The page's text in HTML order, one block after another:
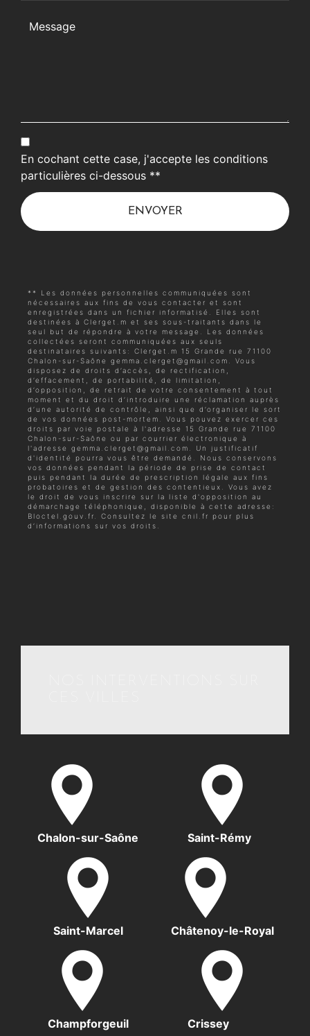
En cochant cette case, j'accepte les conditions
particulières ci-dessous **
ENVOYER
** Les données personnelles communiquées sont
nécessaires aux fins de vous contacter et sont
enregistrées dans un fichier informatisé. Elles sont
destinées à Clerget.m et ses sous-traitants dans le
seul but de répondre à votre message. Les données
collectées seront communiquées aux seuls
destinataires suivants: Clerget.m 15 Grande rue 71100
Chalon-sur-Saône gemma.clerget@gmail.com. Vous
disposez de droits d’accès, de rectification,
d’effacement, de portabilité, de limitation,
d’opposition, de retrait de votre consentement à tout
moment et du droit d’introduire une réclamation auprès
d’une autorité de contrôle, ainsi que d’organiser le sort
de vos données post-mortem. Vous pouvez exercer ces
droits par voie postale à l'adresse 15 Grande rue 71100
Chalon-sur-Saône ou par courrier électronique à
l'adresse gemma.clerget@gmail.com. Un justificatif
d'identité pourra vous être demandé. Nous conservons
vos données pendant la période de prise de contact
puis pendant la durée de prescription légale aux fins
probatoires et de gestion des contentieux. Vous avez
le droit de vous inscrire sur la liste d'opposition au
démarchage téléphonique, disponible à cette adresse:
Bloctel.gouv.fr . Consultez le site cnil.fr pour plus
d’informations sur vos droits.
Chalon-sur-Saône Saint-Rémy
Saint-Marcel Châtenoy-le-Royal
Champforgeuil Crissey